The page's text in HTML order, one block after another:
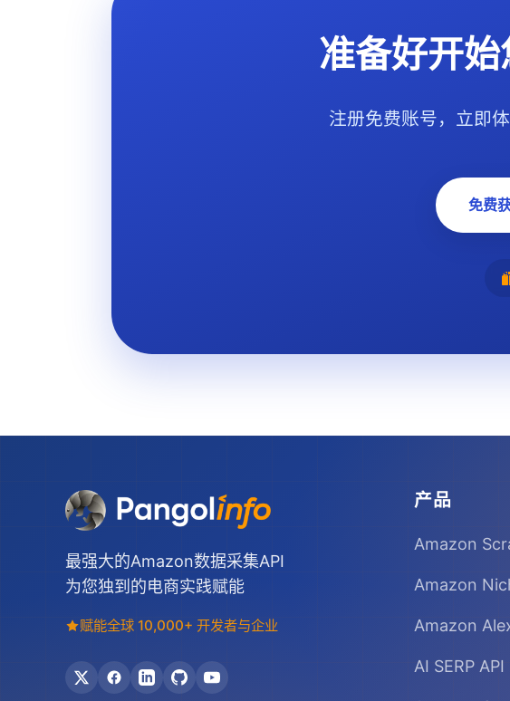
准备好开始
注册免费账号，立即
免费
最强大的Amazon数据采集API
为您独到的电商实践赋能
赋能全球 10,000+ 开发者与企业
产品
Amazon
Amazon
Amazon
AI SERP API